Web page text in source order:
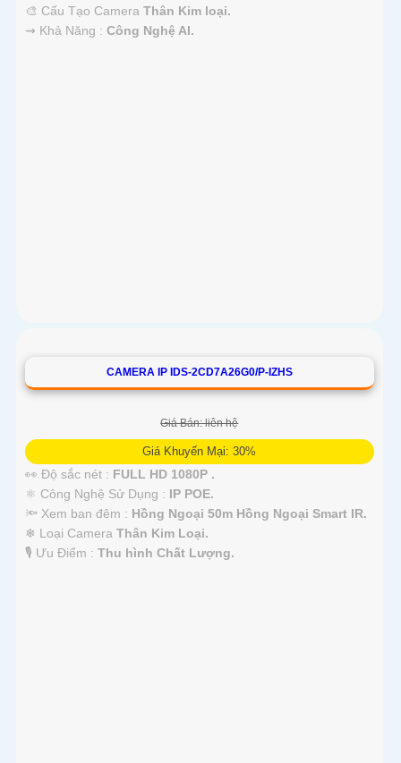
🎨 Cấu Tạo Camera Thân Kim loại.
️⇝ Khả Năng : Công Nghệ AI.
CAMERA IP IDS-2CD7A26G0/P-IZHS
Giá Bán: liên hệ
Giá Khuyến Mại: 30%
👀 Độ sắc nét : FULL HD 1080P .
⚛️ Công Nghệ Sử Dụng : IP POE.
🔦 Xem ban đêm : Hồng Ngoại 50m Hồng Ngoại Smart IR.
❄ Loại Camera Thân Kim Loại.
️🎙 Ưu Điểm : Thu hình Chất Lượng.